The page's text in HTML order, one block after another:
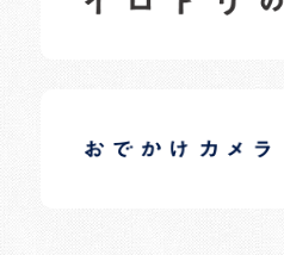
日常の様子など随時更新中です。